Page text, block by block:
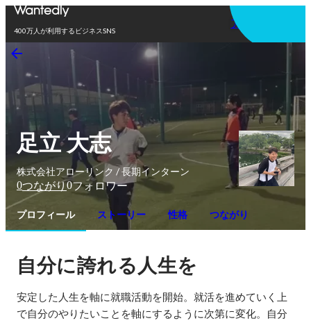
400万人が利用するビジネスSNS
アプリを使う
足立 大志
株式会社アローリンク / 長期インターン
0つながり0フォロワー
プロフィール ストーリー 性格 つながり
自分に誇れる人生を
安定した人生を軸に就職活動を開始。就活を進めていく上
で自分のやりたいことを軸にするように次第に変化。自分